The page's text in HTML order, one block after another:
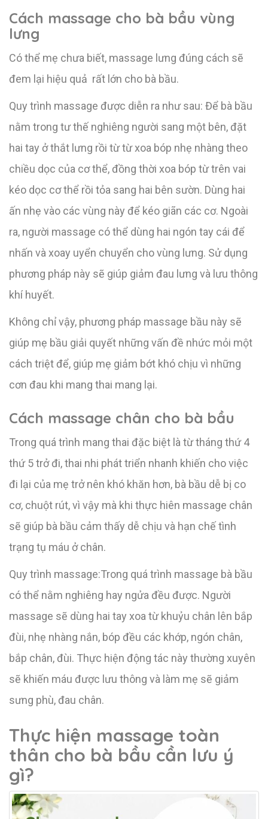
Cách massage cho bà bầu vùng
lưng
Có thể mẹ chưa biết, massage lưng đúng cách sẽ
đem lại hiệu quả rất lớn cho bà bầu.
Quy trình massage được diễn ra như sau: Để bà bầu
nằm trong tư thế nghiêng người sang một bên, đặt
hai tay ở thắt lưng rồi từ từ xoa bóp nhẹ nhàng theo
chiều dọc của cơ thể, đồng thời xoa bóp từ trên vai
kéo dọc cơ thể rồi tỏa sang hai bên sườn. Dùng hai
ấn nhẹ vào các vùng này để kéo giãn các cơ. Ngoài
ra, người massage có thể dùng hai ngón tay cái để
nhấn và xoay uyển chuyển cho vùng lưng. Sử dụng
phương pháp này sẽ giúp giảm đau lưng và lưu thông
khí huyết.
Không chỉ vậy, phương pháp massage bầu này sẽ
giúp mẹ bầu giải quyết những vấn đề nhức mỏi một
cách triệt để, giúp mẹ giảm bớt khó chịu vì những
cơn đau khi mang thai mang lại.
Cách massage chân cho bà bầu
Trong quá trình mang thai đặc biệt là từ tháng thứ 4
thứ 5 trở đi, thai nhi phát triển nhanh khiến cho việc
đi lại của mẹ trở nên khó khăn hơn, bà bầu dễ bị co
cơ, chuột rút, vì vậy mà khi thực hiên massage chân
sẽ giúp bà bầu cảm thấy dễ chịu và hạn chế tình
trạng tụ máu ở chân.
Quy trình massage:Trong quá trình massage bà bầu
có thể nằm nghiêng hay ngửa đều được. Người
massage sẽ dùng hai tay xoa từ khuỷu chân lên bắp
đùi, nhẹ nhàng nắn, bóp đều các khớp, ngón chân,
bắp chân, đùi. Thực hiện động tác này thường xuyên
sẽ khiến máu được lưu thông và làm mẹ sẽ giảm
sưng phù, đau chân.
Thực hiện massage toàn
thân cho bà bầu cần lưu ý
gì?